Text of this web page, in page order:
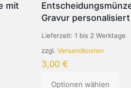
mit
Gravur personalisiert
Lieferzeit: 1 bis 2 Werktage
zzgl. Versandkosten
3,00 €
Optionen wählen